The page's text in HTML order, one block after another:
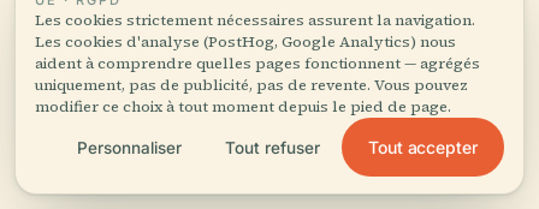
hors ligne.
Télécharger l'application
Rejoignez 50 000+ voyageurs
Les cookies strictement nécessaires assurent la navigation.
Les cookies d'analyse (PostHog, Google Analytics) nous
aident à comprendre quelles pages fonctionnent — agrégés
uniquement, pas de publicité, pas de revente. Vous pouvez
modifier ce choix à tout moment depuis le pied de page.
Personnaliser Tout refuser Tout accepter